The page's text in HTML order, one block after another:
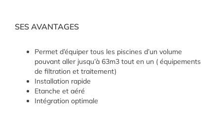
SES AVANTAGES
Permet d’équiper tous les piscines d’un volume
pouvant aller jusqu’à 63m3 tout en un ( équipements
de filtration et traitement)
Installation rapide
Etanche et aéré
Intégration optimale